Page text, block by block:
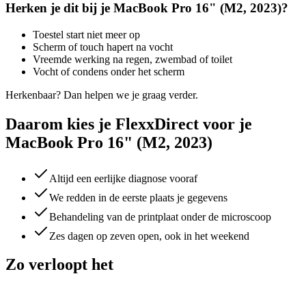
Herken je dit bij je MacBook Pro 16" (M2, 2023)?
Toestel start niet meer op
Scherm of touch hapert na vocht
Vreemde werking na regen, zwembad of toilet
Vocht of condens onder het scherm
Herkenbaar? Dan helpen we je graag verder.
Daarom kies je FlexxDirect voor je
MacBook Pro 16" (M2, 2023)
Altijd een eerlijke diagnose vooraf
We redden in de eerste plaats je gegevens
Behandeling van de printplaat onder de microscoop
Zes dagen op zeven open, ook in het weekend
Zo verloopt het